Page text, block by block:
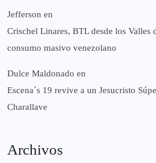
Jefferson en
Crischel Linares, BTL desde los Valles
consumo masivo venezolano
Dulce Maldonado en
Escena´s 19 revive a un Jesucristo
Charallave
Archivos